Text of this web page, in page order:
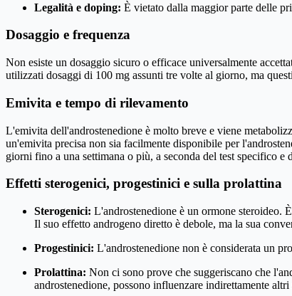
Legalità e doping: È vietato dalla maggior parte delle
Dosaggio e frequenza
Non esiste un dosaggio sicuro o efficace universalmente
utilizzati dosaggi di 100 mg assunti tre volte al giorno, ma
Emivita e tempo di rilevamento
L'emivita dell'androstenedione è molto breve e viene
un'emivita precisa non sia facilmente disponibile per
giorni fino a una settimana o più, a seconda del test specifico
Effetti sterogenici, progestinici e sulla prolattina
Sterogenici: L'androstenedione è un ormone steroideo.
Il suo effetto androgeno diretto è debole, ma la sua
Progestinici: L'androstenedione non è considerata un
Prolattina: Non ci sono prove che suggeriscano che
androstenedione, possono influenzare indirettamente